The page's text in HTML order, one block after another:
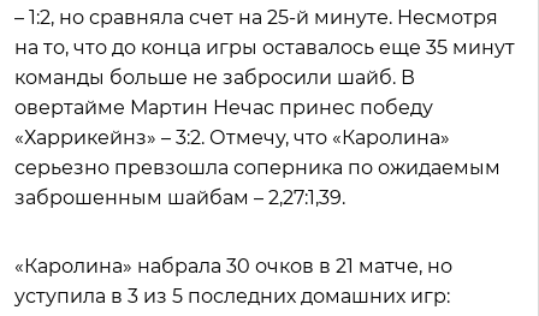
– 1:2, но сравняла счет на 25-й минуте. Несмотря
на то, что до конца игры оставалось еще 35 минут
команды больше не забросили шайб. В
овертайме Мартин Нечас принес победу
«Харрикейнз» – 3:2. Отмечу, что «Каролина»
серьезно превзошла соперника по ожидаемым
заброшенным шайбам – 2,27:1,39.
«Каролина» набрала 30 очков в 21 матче, но
уступила в 3 из 5 последних домашних игр: